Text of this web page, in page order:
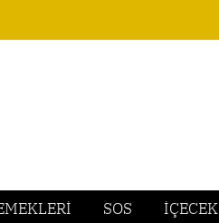
SOS İÇECEK